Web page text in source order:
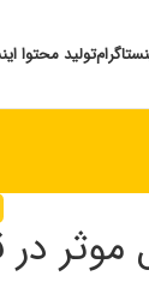
تولید محتوا
موثر